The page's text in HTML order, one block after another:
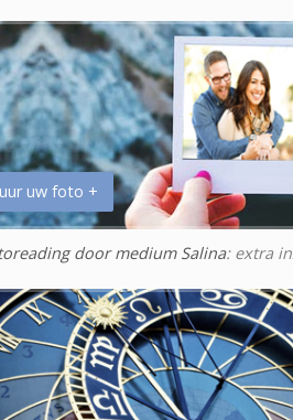
uw foto +
door medium Salina: extra